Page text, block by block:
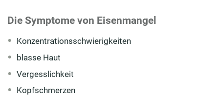
Die Symptome von Eisenmangel
Konzentrationsschwierigkeiten
blasse Haut
Vergesslichkeit
Kopfschmerzen